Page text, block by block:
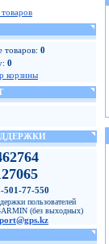
товаров: 0
0
корзины
501-77-550
пользователей
(без выходных)